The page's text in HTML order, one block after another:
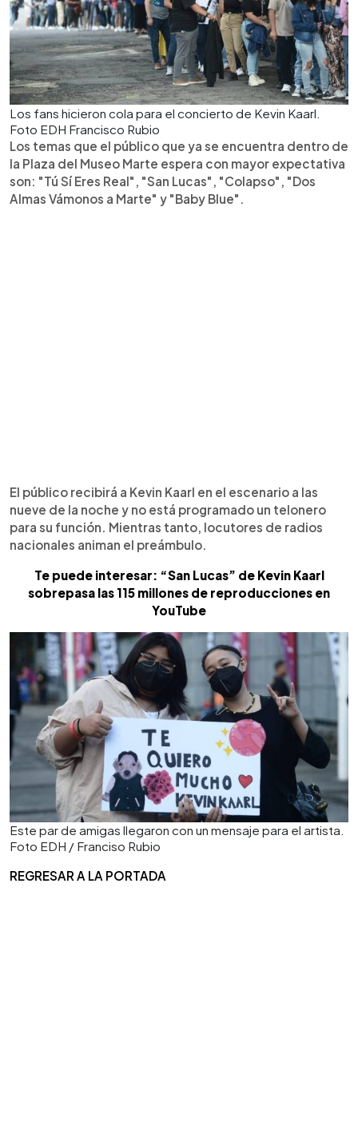
Los fans hicieron cola para el concierto de Kevin Kaarl.
Foto EDH Francisco Rubio
Los temas que el público que ya se encuentra dentro de
la Plaza del Museo Marte espera con mayor expectativa
son: "Tú Sí Eres Real", "San Lucas", "Colapso", "Dos
Almas Vámonos a Marte" y "Baby Blue".
El público recibirá a Kevin Kaarl en el escenario a las
nueve de la noche y no está programado un telonero
para su función. Mientras tanto, locutores de radios
nacionales animan el preámbulo.
Te puede interesar: “San Lucas” de Kevin Kaarl
sobrepasa las 115 millones de reproducciones en
YouTube
Este par de amigas llegaron con un mensaje para el artista.
Foto EDH / Franciso Rubio
REGRESAR A LA PORTADA